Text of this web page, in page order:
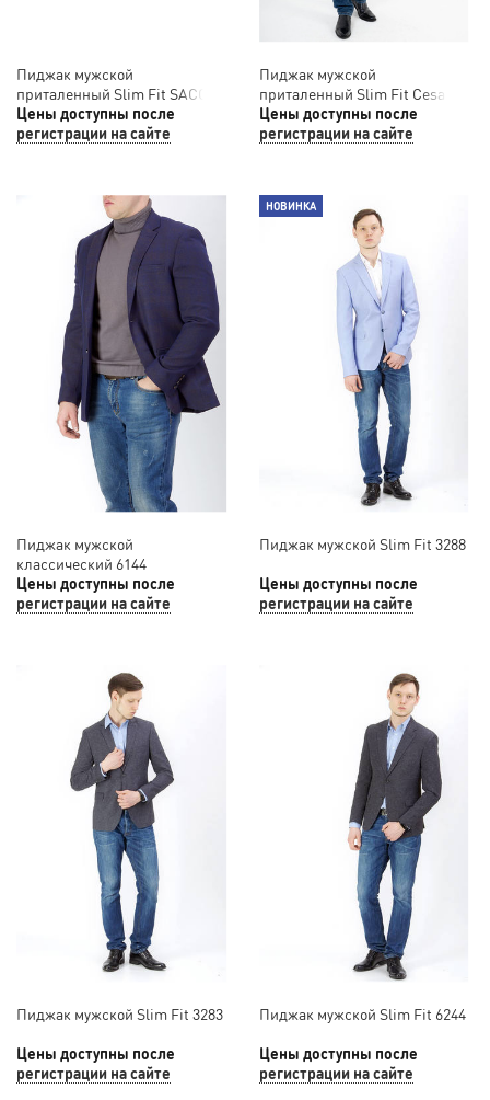
Пиджак мужской
приталенный Slim Fit SACO
12/021
Цены доступны после
регистрации на сайте
Пиджак мужской
приталенный Slim Fit Cesare
Mariano 12/020
Цены доступны после
регистрации на сайте
Пиджак мужской
классический 6144
Цены доступны после
регистрации на сайте
НОВИНКА
Пиджак мужской Slim Fit 3288
Цены доступны после
регистрации на сайте
Пиджак мужской Slim Fit 3283
Цены доступны после
регистрации на сайте
Пиджак мужской Slim Fit 6244
Цены доступны после
регистрации на сайте